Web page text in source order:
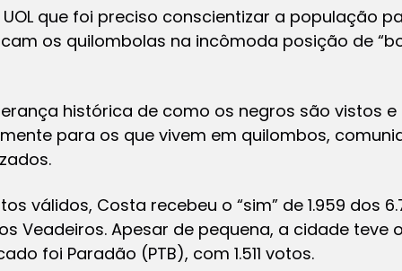
que foi preciso conscientizar a população
os quilombolas na incômoda posição de
histórica de como os negros são vistos e
para os que vivem em quilombos,
válidos, Costa recebeu o “sim” de 1.959 dos
Veadeiros. Apesar de pequena, a cidade teve
foi Paradão (PTB), com 1.511 votos.